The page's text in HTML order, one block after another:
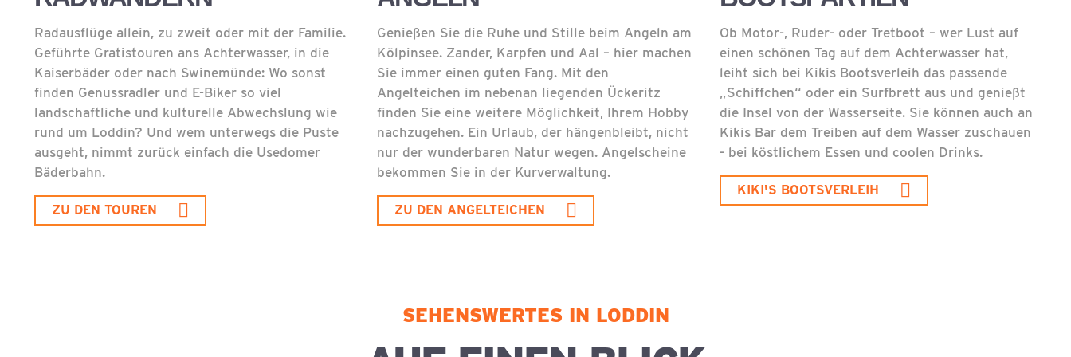
Radausflüge allein, zu zweit oder mit der Familie.
Geführte Gratistouren ans Achterwasser, in die
Kaiserbäder oder nach Swinemünde: Wo sonst
finden Genussradler und E-Biker so viel
landschaftliche und kulturelle Abwechslung wie
rund um Loddin? Und wem unterwegs die Puste
ausgeht, nimmt zurück einfach die Usedomer
Bäderbahn.
ZU DEN TOUREN
Genießen Sie die Ruhe und Stille beim Angeln am
Kölpinsee. Zander, Karpfen und Aal – hier machen
Sie immer einen guten Fang. Mit den
Angelteichen im nebenan liegenden Ückeritz
finden Sie eine weitere Möglichkeit, Ihrem Hobby
nachzugehen. Ein Urlaub, der hängenbleibt, nicht
nur der wunderbaren Natur wegen. Angelscheine
bekommen Sie in der Kurverwaltung.
ZU DEN ANGELTEICHEN
Ob Motor-, Ruder- oder Tretboot – wer Lust auf
einen schönen Tag auf dem Achterwasser hat,
leiht sich bei Kikis Bootsverleih das passende
„Schiffchen“ oder ein Surfbrett aus und genießt
die Insel von der Wasserseite. Sie können auch an
Kikis Bar dem Treiben auf dem Wasser zuschauen
- bei köstlichem Essen und coolen Drinks.
KIKI'S BOOTSVERLEIH
SEHENSWERTES IN LODDIN